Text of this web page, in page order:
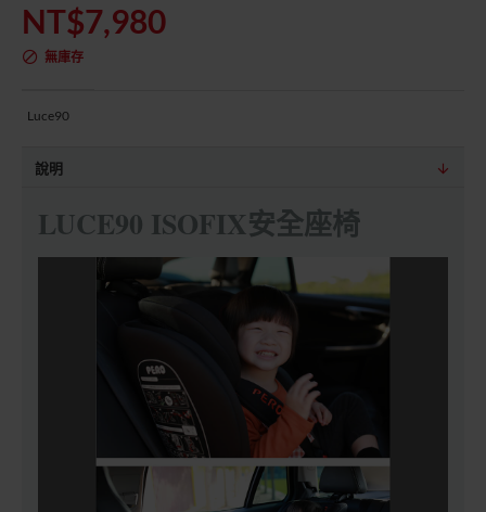
NT$7,980
無庫存
Luce90
說明
LUCE90 ISOFIX安全座椅